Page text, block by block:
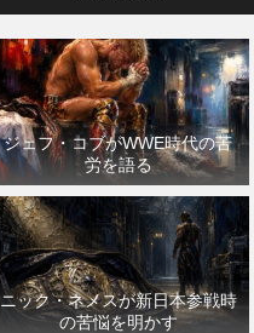
ジェフ・コブがWWE時代の苦
労を語る
ニック・ネメスが新日本参戦時
の苦悩を明かす